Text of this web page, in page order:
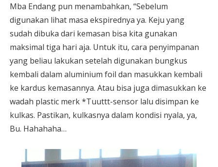
Mba Endang pun menambahkan, “Sebelum
digunakan lihat masa ekspirednya ya. Keju yang
sudah dibuka dari kemasan bisa kita gunakan
maksimal tiga hari aja. Untuk itu, cara penyimpanan
yang beliau lakukan setelah digunakan bungkus
kembali dalam aluminium foil dan masukkan kembali
ke kardus kemasannya. Atau bisa juga dimasukkan ke
wadah plastic merk *Tuuttt-sensor lalu disimpan ke
kulkas. Pastikan, kulkasnya dalam kondisi nyala, ya,
Bu. Hahahaha…